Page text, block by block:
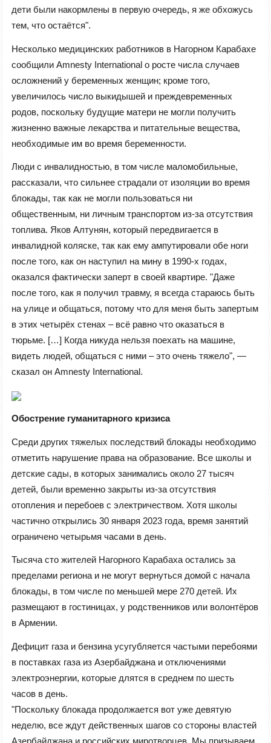
дети были накормлены в первую очередь, я же обхожусь
тем, что остаётся".
Несколько медицинских работников в Нагорном Карабахе
сообщили Amnesty International о росте числа случаев
осложнений у беременных женщин; кроме того,
увеличилось число выкидышей и преждевременных
родов, поскольку будущие матери не могли получить
жизненно важные лекарства и питательные вещества,
необходимые им во время беременности.
Люди с инвалидностью, в том числе маломобильные,
рассказали, что сильнее страдали от изоляции во время
блокады, так как не могли пользоваться ни
общественным, ни личным транспортом из-за отсутствия
топлива. Яков Алтунян, который передвигается в
инвалидной коляске, так как ему ампутировали обе ноги
после того, как он наступил на мину в 1990-х годах,
оказался фактически заперт в своей квартире. "Даже
после того, как я получил травму, я всегда стараюсь быть
на улице и общаться, потому что для меня быть запертым
в этих четырёх стенах – всё равно что оказаться в
тюрьме. […] Когда никуда нельзя поехать на машине,
видеть людей, общаться с ними – это очень тяжело", —
сказал он Amnesty International.
Обострение гуманитарного кризиса
Среди других тяжелых последствий блокады необходимо
отметить нарушение права на образование. Все школы и
детские сады, в которых занимались около 27 тысяч
детей, были временно закрыты из-за отсутствия
отопления и перебоев с электричеством. Хотя школы
частично открылись 30 января 2023 года, время занятий
ограничено четырьмя часами в день.
Тысяча сто жителей Нагорного Карабаха остались за
пределами региона и не могут вернуться домой с начала
блокады, в том числе по меньшей мере 270 детей. Их
размещают в гостиницах, у родственников или волонтёров
в Армении.
Дефицит газа и бензина усугубляется частыми перебоями
в поставках газа из Азербайджана и отключениями
электроэнергии, которые длятся в среднем по шесть
часов в день.
"Поскольку блокада продолжается вот уже девятую
неделю, все ждут действенных шагов со стороны властей
Азербайджана и российских миротворцев. Мы призываем